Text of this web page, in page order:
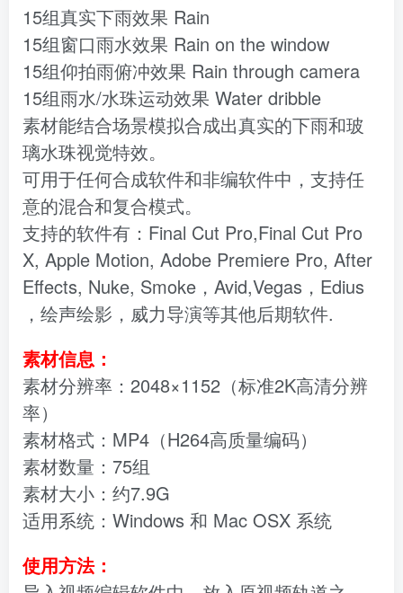
15组真实下雨效果 Rain
15组窗口雨水效果 Rain on the window
15组仰拍雨俯冲效果 Rain through camera
15组雨水/水珠运动效果 Water dribble
素材能结合场景模拟合成出真实的下雨和玻
璃水珠视觉特效。
可用于任何合成软件和非编软件中，支持任
意的混合和复合模式。
支持的软件有：Final Cut Pro,Final Cut Pro
X, Apple Motion, Adobe Premiere Pro, After
Effects, Nuke, Smoke，Avid,Vegas，Edius
，绘声绘影，威力导演等其他后期软件.
素材信息：
素材分辨率：2048×1152（标准2K高清分辨
率）
素材格式：MP4（H264高质量编码）
素材数量：75组
素材大小：约7.9G
适用系统：Windows 和 Mac OSX 系统
使用方法：